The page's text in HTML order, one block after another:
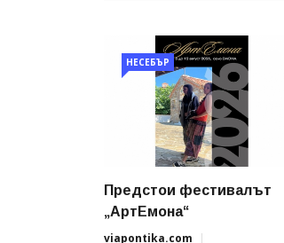
НЕСЕБЪР
Предстои фестивалът
„АртЕмона“
viapontika.com